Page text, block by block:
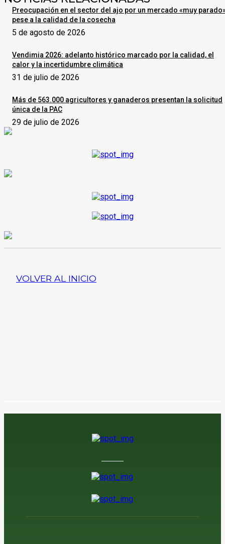
Preocupación en el sector del ajo por un mercado «muy
pese a la calidad de la cosecha
5 de agosto de 2026
Vendimia 2026: adelanto histórico marcado por la calidad, el
calor y la incertidumbre climática
31 de julio de 2026
Más de 563.000 agricultores y ganaderos presentan la solicitud
única de la PAC
29 de julio de 2026
VOLVER AL INICIO